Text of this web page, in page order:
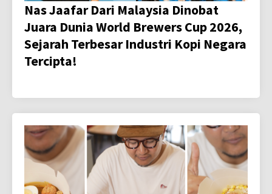
Nas Jaafar Dari Malaysia Dinobat
Juara Dunia World Brewers Cup 2026,
Sejarah Terbesar Industri Kopi Negara
Tercipta!